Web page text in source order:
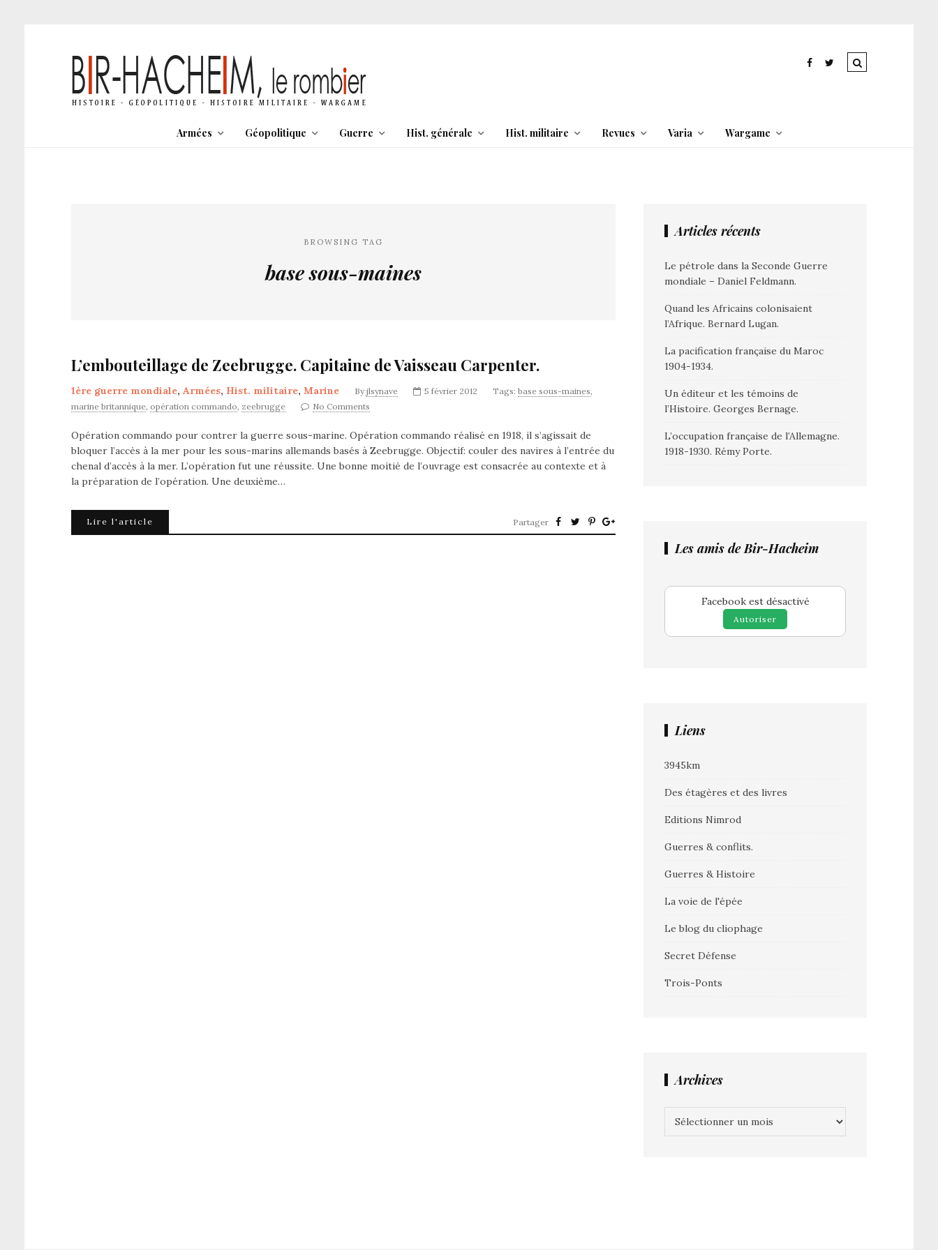
Armées Géopolitique Guerre Hist. générale Hist. militaire Revues Varia Wargame
BROWSING TAG
base sous-maines
L’embouteillage de Zeebrugge. Capitaine de Vaisseau Carpenter.
1ère guerre mondiale, Armées, Hist. militaire, Marine By jlsynave 5 février 2012 Tags: base sous-maines,
marine britannique, opération commando, zeebrugge No Comments
Opération commando pour contrer la guerre sous-marine. Opération commando réalisé en 1918, il s’agissait de
bloquer l’accès à la mer pour les sous-marins allemands basés à Zeebrugge. Objectif: couler des navires à l’entrée du
chenal d’accès à la mer. L’opération fut une réussite. Une bonne moitié de l’ouvrage est consacrée au contexte et à
la préparation de l’opération. Une deuxième…
Lire l'article Partager
Articles récents
Le pétrole dans la Seconde Guerre
mondiale – Daniel Feldmann.
Quand les Africains colonisaient
l’Afrique. Bernard Lugan.
La pacification française du Maroc
1904-1934.
Un éditeur et les témoins de
l’Histoire. Georges Bernage.
L’occupation française de l’Allemagne.
1918-1930. Rémy Porte.
Les amis de Bir-Hacheim
Facebook est désactivé
Autoriser
Liens
3945km
Des étagères et des livres
Editions Nimrod
Guerres & conflits.
Guerres & Histoire
La voie de l'épée
Le blog du cliophage
Secret Défense
Trois-Ponts
Archives